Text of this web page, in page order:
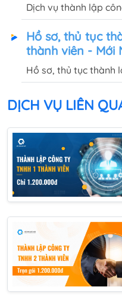
Dịch vụ thành lập
trọn gói chỉ
kết bàn giao GPKD
việc
Hồ sơ, thủ tục
thành viên - Mới
Hồ sơ, thủ tục thành
ra sao? Điều kiện
viên như thế nào?
viết này.
DỊCH VỤ LIÊN